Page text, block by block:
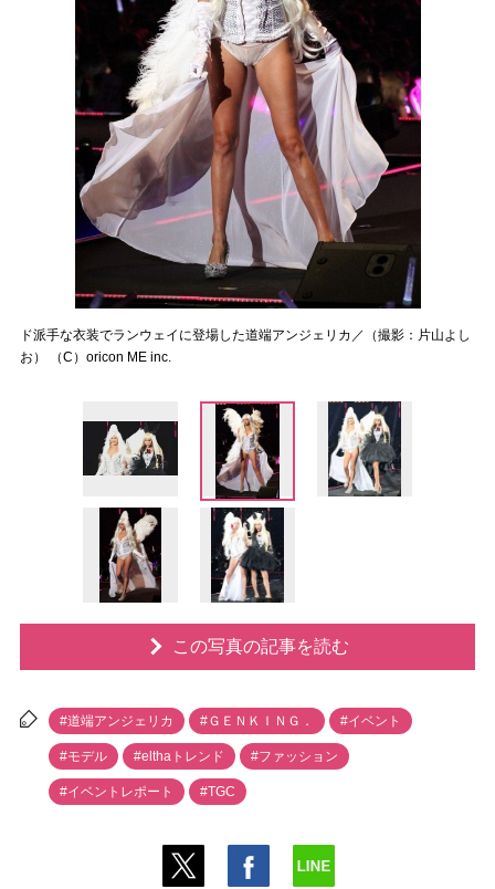
ド派手な衣装でランウェイに登場した道端アンジェリカ／（撮影：片山よし
お） （C）oricon ME inc.
この写真の記事を読む
#道端アンジェリカ #ＧＥＮＫＩＮＧ． #イベント
#モデル #elthaトレンド #ファッション
#イベントレポート #TGC